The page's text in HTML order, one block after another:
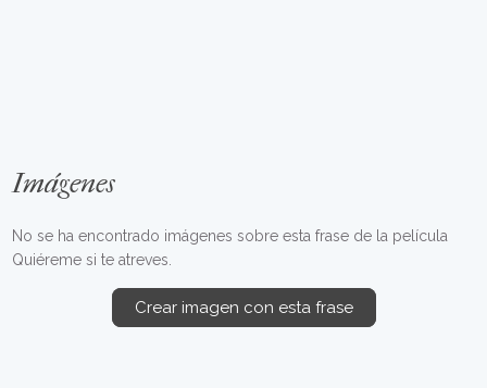
Imágenes
No se ha encontrado imágenes sobre esta frase de la película
Quiéreme si te atreves.
Crear imagen con esta frase